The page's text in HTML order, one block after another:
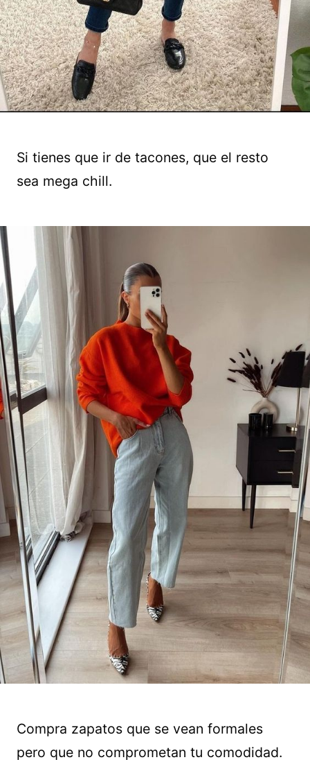
Si tienes que ir de tacones, que el resto
sea mega chill.
Compra zapatos que se vean formales
pero que no comprometan tu comodidad.